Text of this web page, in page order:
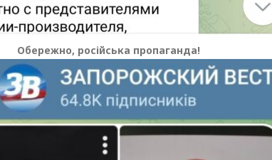
Обережно, російська пропаганда!